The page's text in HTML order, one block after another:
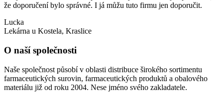
že doporučení bylo správné. I já můžu tuto firmu jen doporučit.
Lucka
Lekárna u Kostela, Kraslice
O naší společnosti
Naše společnost působí v oblasti distribuce širokého sortimentu
farmaceutických surovin, farmaceutických produktů a obalového
materiálu již od roku 2004. Nese jméno svého zakladatele.